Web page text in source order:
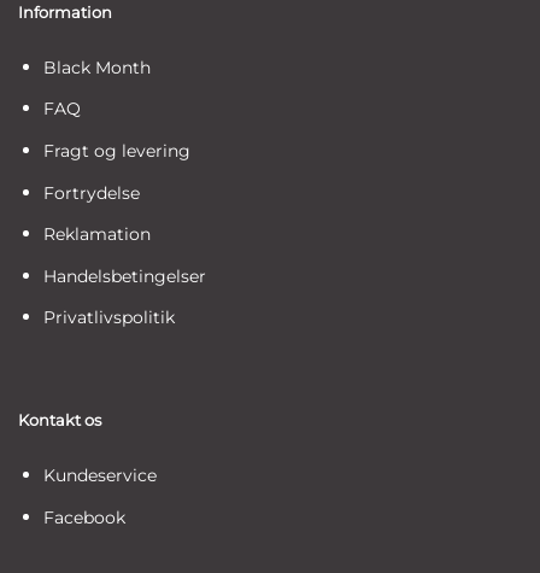
Information
Black Month
FAQ
Fragt og levering
Fortrydelse
Reklamation
Handelsbetingelser
Privatlivspolitik
Kontakt os
Kundeservice
Facebook